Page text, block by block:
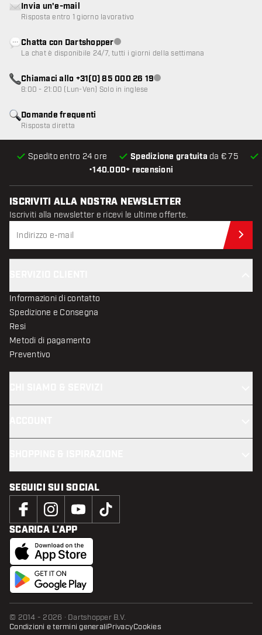
•140.000+ recensioni
Spedito entro 24 ore Spedizione gratuita da € 75
Domande frequenti
Risposta diretta
Invia un'e-mail
Risposta entro 1 giorno lavorativo
Chatta con DartshopperServizio clienti non disponibile
La chat è disponibile 24/7, tutti i giorni della settimana
Chiamaci allo +31(0) 85 000 26 19Servizio clienti non disponibile
8:00 - 21:00 (Lun-Ven) Solo in inglese
ISCRIVITI ALLA NOSTRA NEWSLETTER
Iscriviti alla newsletter e ricevi le ultime offerte.
Informazioni di contatto
Spedizione e Consegna
Resi
Metodi di pagamento
Preventivo
SEGUICI SUI SOCIAL
SCARICA L’APP
© 2014 - 2026 · Dartshopper B.V.
Condizioni e termini generaliPrivacyCookies